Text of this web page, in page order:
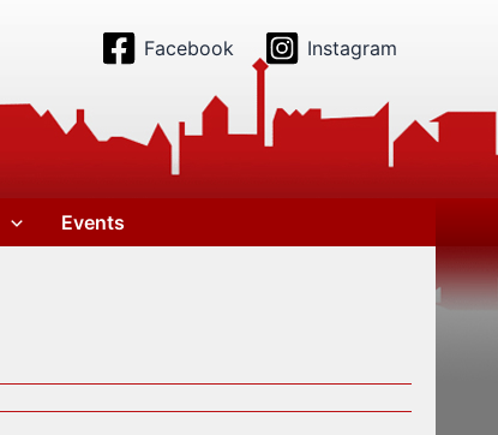
Facebook Instagram
Events